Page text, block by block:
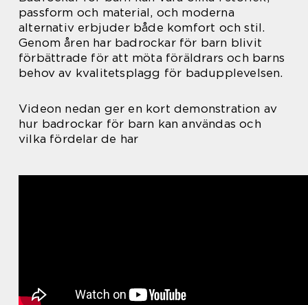
passform och material, och moderna
alternativ erbjuder både komfort och stil.
Genom åren har badrockar för barn blivit
förbättrade för att möta föräldrars och barns
behov av kvalitetsplagg för badupplevelsen.
Videon nedan ger en kort demonstration av
hur badrockar för barn kan användas och
vilka fördelar de har